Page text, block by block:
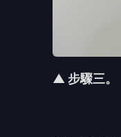
▲ 步驟三。